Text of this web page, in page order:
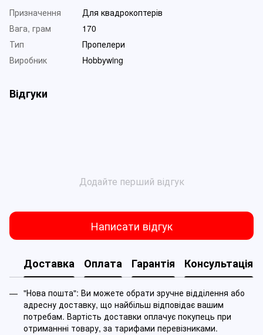
Призначення
Для квадрокоптерів
Вага, грам
170
Тип
Пропелери
Виробник
Hobbywing
Відгуки
Додайте перший відгук
Написати відгук
Доставка Оплата Гарантія Консультація
"Нова пошта": Ви можете обрати зручне відділення або
адресну доставку, що найбільш відповідає вашим
потребам. Вартість доставки оплачує покупець при
отриманнні товару, за тарифами перевізниками.